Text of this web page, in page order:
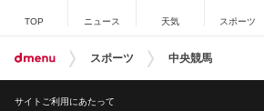
TOP ニュース 天気 スポーツ
スポーツ 中央競馬
サイトご利用にあたって